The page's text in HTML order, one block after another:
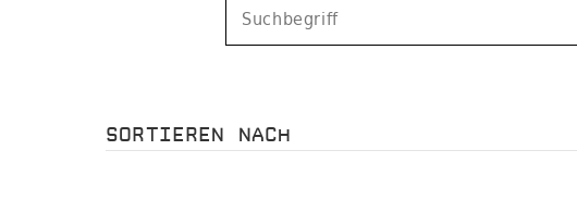
SORTIEREN NACH